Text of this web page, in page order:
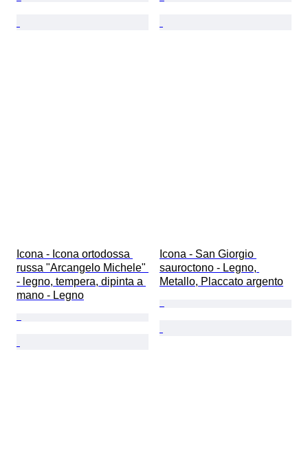
Icona - Icona ortodossa
russa "Arcangelo Michele"
- legno, tempera, dipinta a
mano - Legno
Icona - San Giorgio
sauroctono - Legno,
Metallo, Placcato argento